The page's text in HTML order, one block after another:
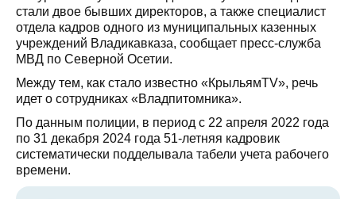
стали двое бывших директоров, а также специалист
отдела кадров одного из муниципальных казенных
учреждений Владикавказа, сообщает пресс-служба
МВД по Северной Осетии.
Между тем, как стало известно «КрыльямTV», речь
идет о сотрудниках «Владпитомника».
По данным полиции, в период с 22 апреля 2022 года
по 31 декабря 2024 года 51-летняя кадровик
систематически подделывала табели учета рабочего
времени.